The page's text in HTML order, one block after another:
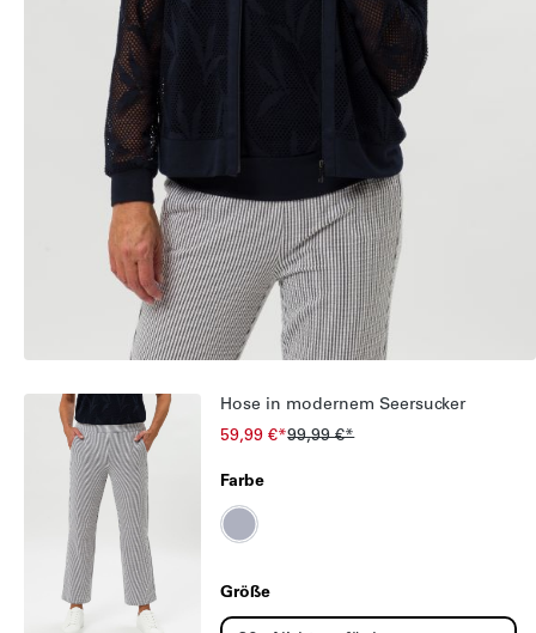
Hose in modernem Seersucker
59,99 €*99,99 €*
Farbe
Größe